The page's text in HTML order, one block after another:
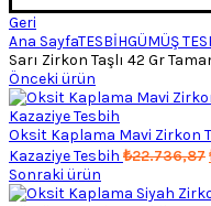
Geri
Ana SayfaTESBİHGÜMÜŞ
Sarı Zirkon Taşlı 42 Gr
Önceki ürün
Oksit Kaplama Mavi Zirkon
Kazaziye Tesbih ₺22.736,87
Sonraki ürün